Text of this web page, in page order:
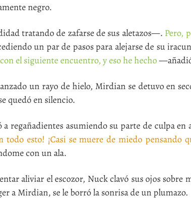
negro.
tratando de zafarse de sus aletazos—. Pero,
un par de pasos para alejarse de su
el siguiente encuentro, y eso he hecho
un rayo de hielo, Mirdian se detuvo en
quedó en silencio.
asumiendo su parte de culpa en
esto! ¡Casi se muere de miedo pensando
con un ala.
aliviar el escozor, Nuck clavó sus ojos sobre
a Mirdian, se le borró la sonrisa de un plumazo.